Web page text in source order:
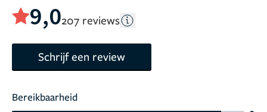
9,0207 reviews
Schrijf een review
Bereikbaarheid